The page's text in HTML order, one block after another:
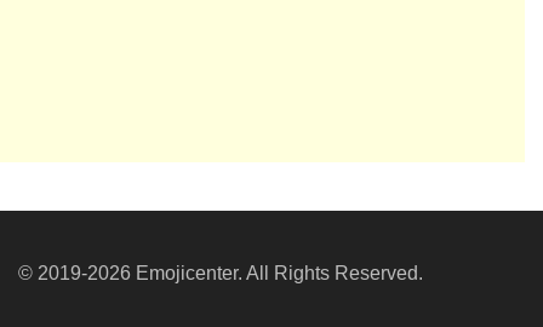
© 2019-2026 Emojicenter. All Rights Reserved.